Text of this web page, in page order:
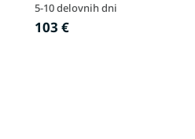
5-10 delovnih dni
103 €